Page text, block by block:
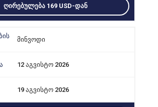
ᲦᲘᲠᲔᲑᲣᲚᲔᲑᲐ 169 USD-ᲓᲐᲜ
მინვოდი
12 აგვისტო 2026
19 აგვისტო 2026